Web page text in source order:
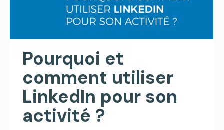
Pourquoi et
comment utiliser
LinkedIn pour son
activité ?